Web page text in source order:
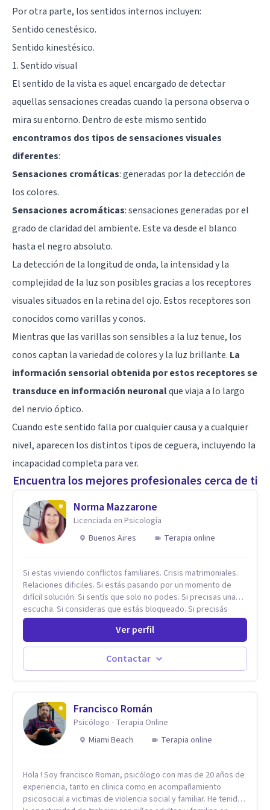
Por otra parte, los sentidos internos incluyen:
Sentido cenestésico.
Sentido kinestésico.
1. Sentido visual
El sentido de la vista es aquel encargado de detectar
aquellas sensaciones creadas cuando la persona observa o
mira su entorno. Dentro de este mismo sentido
encontramos dos tipos de sensaciones visuales
diferentes:
Sensaciones cromáticas: generadas por la detección de
los colores.
Sensaciones acromáticas: sensaciones generadas por el
grado de claridad del ambiente. Este va desde el blanco
hasta el negro absoluto.
La detección de la longitud de onda, la intensidad y la
complejidad de la luz son posibles gracias a los receptores
visuales situados en la retina del ojo. Estos receptores son
conocidos como varillas y conos.
Mientras que las varillas son sensibles a la luz tenue, los
conos captan la variedad de colores y la luz brillante. La
información sensorial obtenida por estos receptores se
transduce en información neuronalque viaja a lo largo
del nervio óptico.
Cuando este sentido falla por cualquier causa y a cualquier
nivel, aparecen los distintos tipos de ceguera, incluyendo la
incapacidad completa para ver.
Encuentra los mejores profesionales cerca de ti
Norma Mazzarone
Licenciada en Psicología
Buenos Aires
Terapia online
Si estas viviendo conflictos familiares. Crisis matrimoniales.
Relaciones dificiles. Si estás pasando por un momento de
difícil solución. Si sentís que solo no podes. Si precisas una
escucha. Si consideras que estás bloqueado. Si precisás
comprensión. Si no logras definir proyectos, objetivos,
sueños, deseos. Si pensás que lo que te pasa no es tan
grave, pero podría ayudar. Si estás en adicciones y tu
intención es hacer algo con lo que te está pasando. No dudes
en comunicarte a fin de comenzar a resolver la situación que
Ver perfil
Contactar
Francisco Román
Psicólogo - Terapia Online
Miami Beach
Terapia online
Hola ! Soy francisco Roman, psicólogo con mas de 20 años de
experiencia, tanto en clinica como en acompañamiento
psicosocial a victimas de violencia social y familiar. He tenido